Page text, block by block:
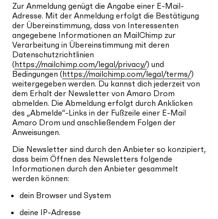
Zur Anmeldung genügt die Angabe einer E-Mail-
Adresse. Mit der Anmeldung erfolgt die Bestätigung
der Übereinstimmung, dass von Interessenten
angegebene Informationen an MailChimp zur
Verarbeitung in Übereinstimmung mit deren
Datenschutzrichtlinien
(https://mailchimp.com/legal/privacy/) und
Bedingungen (https://mailchimp.com/legal/terms/)
weitergegeben werden. Du kannst dich jederzeit von
dem Erhalt der Newsletter von Amaro Drom
abmelden. Die Abmeldung erfolgt durch Anklicken
des „Abmelde“-Links in der Fußzeile einer E-Mail
Amaro Drom und anschließendem Folgen der
Anweisungen.
Die Newsletter sind durch den Anbieter so konzipiert,
dass beim Öffnen des Newsletters folgende
Informationen durch den Anbieter gesammelt
werden können:
dein Browser und System
deine IP-Adresse